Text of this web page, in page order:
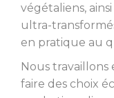
végétaliens,
ultra-
en pratique au
Nous
faire des choix